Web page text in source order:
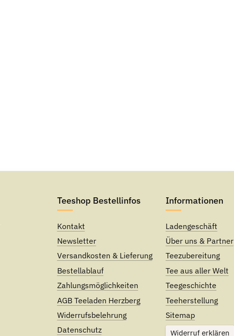
Teeshop Bestellinfos
Kontakt
Newsletter
Versandkosten & Lieferung
Bestellablauf
Zahlungsmöglichkeiten
AGB Teeladen Herzberg
Widerrufsbelehrung
Datenschutz
Informationen
Ladengeschäft
Über uns & Partner
Teezubereitung
Tee aus aller Welt
Teegeschichte
Teeherstellung
Sitemap
Widerruf erklären